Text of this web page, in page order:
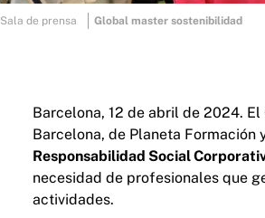
Sala de prensa Global master sostenibilidad
Barcelona, 12 de abril de 2024.
Barcelona, de Planeta Formación
Responsabilidad Social
necesidad de profesionales que
actividades.